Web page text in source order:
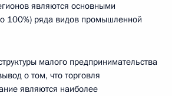
являются основными
100%) ряда видов промышленной
малого предпринимательства
о том, что торговля
являются наиболее